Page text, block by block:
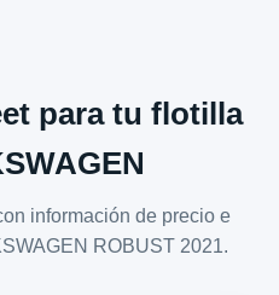
para tu flotilla
información de precio e
ROBUST 2021.